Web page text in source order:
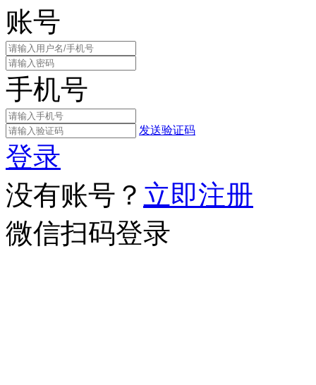
账号
手机号
发送验证码
登录
没有账号？ 立即注册
微信扫码登录